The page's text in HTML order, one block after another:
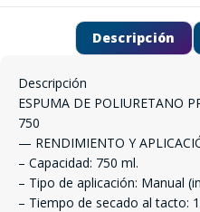
Descripción
Descripción
ESPUMA DE POLIURETANO
750
— RENDIMIENTO Y
– Capacidad: 750 ml.
– Tipo de aplicación: Manual
– Tiempo de secado al tacto: